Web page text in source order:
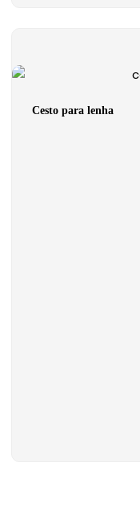
Cesto para lenha